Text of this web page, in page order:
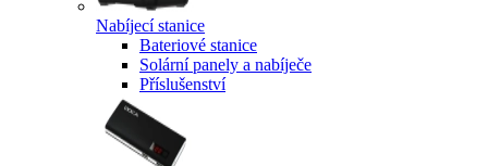
Nabíjecí stanice
Bateriové stanice
Solární panely a nabíječe
Příslušenství